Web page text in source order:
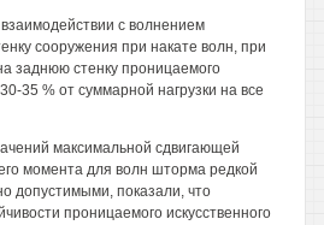
с волнением
сооружения при накате волн, при
заднюю стенку проницаемого
35 % от суммарной нагрузки на все
максимальной сдвигающей
момента для волн шторма редкой
допустимыми, показали, что
проницаемого искусственного